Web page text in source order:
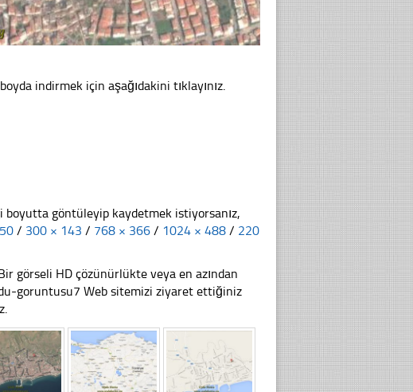
indirmek için aşağıdakini tıklayınız.
göntüleyip kaydetmek istiyorsanız,
/ 300 × 143 / 768 × 366 / 1024 × 488 / 220
görseli HD çözünürlükte veya en azından
goruntusu7 Web sitemizi ziyaret ettiğiniz